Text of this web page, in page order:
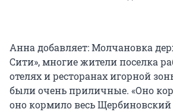
Анна добавляет: Молчановка
Сити», многие жители поселка
отелях и ресторанах игорной
были очень приличные. «Оно
оно кормило весь Щербиновский